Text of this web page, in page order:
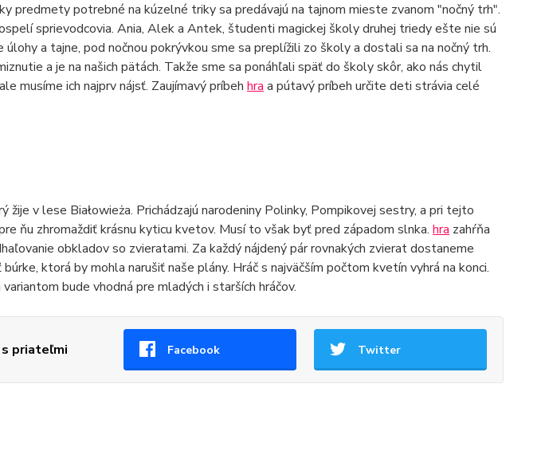
predmety potrebné na kúzelné triky sa predávajú na tajnom mieste zvanom "nočný trh".
sprievodcovia. Ania, Alek a Antek, študenti magickej školy druhej triedy ešte nie sú
a tajne, pod nočnou pokrývkou sme sa preplížili zo školy a dostali sa na nočný trh.
a je na našich pätách. Takže sme sa ponáhľali späť do školy skôr, ako nás chytil
musíme ich najprv nájsť. Zaujímavý príbeh hraa pútavý príbeh určite deti strávia celé
žije v lese Białowieża. Prichádzajú narodeniny Polinky, Pompikovej sestry, a pri tejto
ňu zhromaždiť krásnu kyticu kvetov. Musí to však byť pred západom slnka. hrazahŕňa
obkladov so zvieratami. Za každý nájdený pár rovnakých zvierat dostaneme
ktorá by mohla narušiť naše plány. Hráč s najväčším počtom kvetín vyhrá na konci.
bude vhodná pre mladých i starších hráčov.
priateľmi Facebook Twitter